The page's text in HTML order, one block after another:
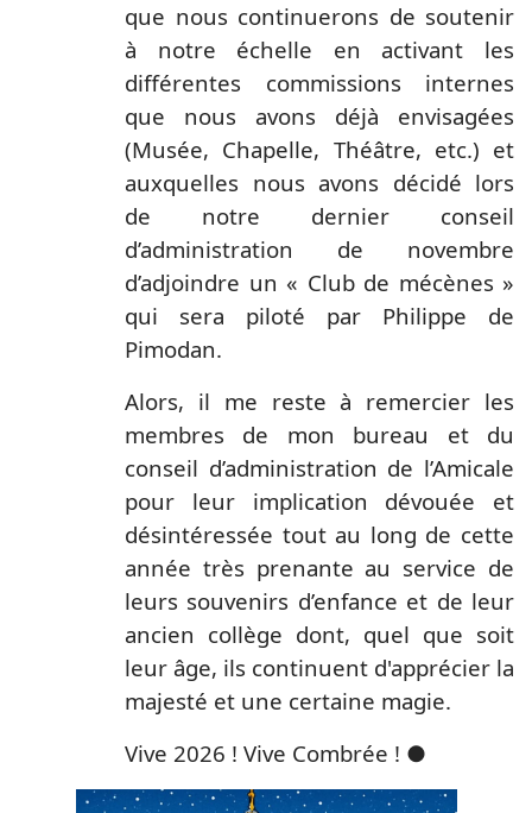
que nous continuerons de soutenir
à notre échelle en activant les
différentes commissions internes
que nous avons déjà envisagées
(Musée, Chapelle, Théâtre, etc.) et
auxquelles nous avons décidé lors
de notre dernier conseil
d’administration de novembre
d’adjoindre un « Club de mécènes »
qui sera piloté par Philippe de
Pimodan.
Alors, il me reste à remercier les
membres de mon bureau et du
conseil d’administration de l’Amicale
pour leur implication dévouée et
désintéressée tout au long de cette
année très prenante au service de
leurs souvenirs d’enfance et de leur
ancien collège dont, quel que soit
leur âge, ils continuent d'apprécier la
majesté et une certaine magie.
Vive 2026 ! Vive Combrée ! ●